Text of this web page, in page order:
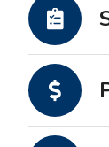
Häufig